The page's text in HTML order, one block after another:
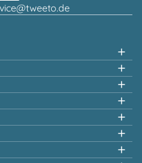
unter:
Uhr
zertifiziert!